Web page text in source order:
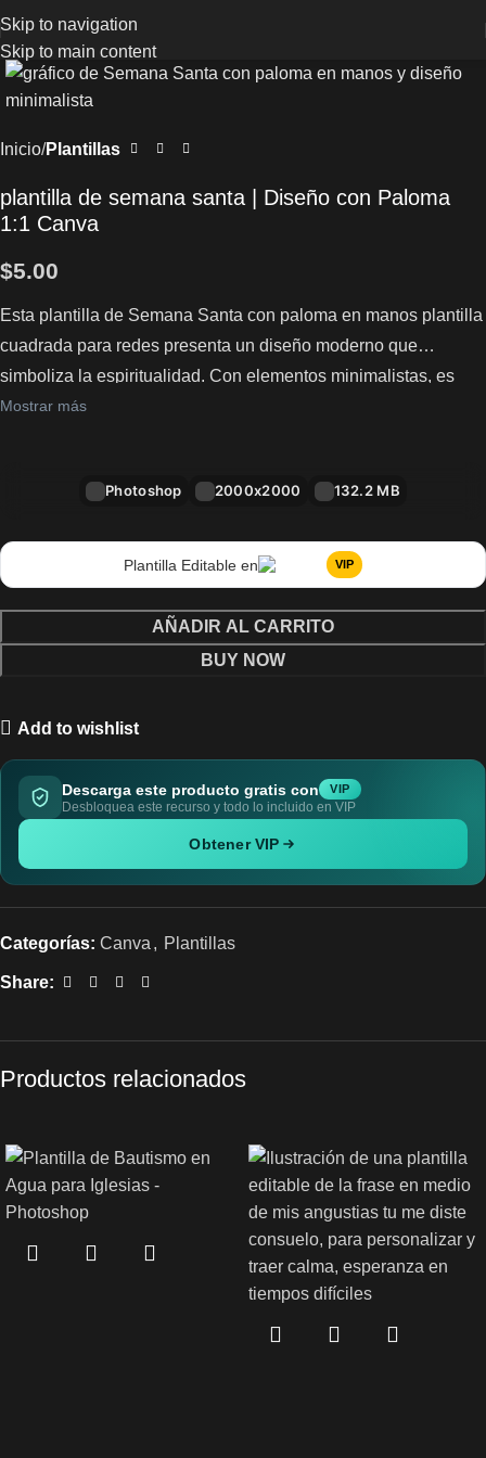
Skip to navigation
Skip to main content
Inicio Plantillas
plantilla de semana santa | Diseño con Paloma
1:1 Canva
$5.00
Esta plantilla de Semana Santa con paloma en manos plantilla
cuadrada para redes presenta un diseño moderno que
simboliza la espiritualidad. Con elementos minimalistas, es
ideal para promociones. Captura la esencia de la temporada
Mostrar más
Photoshop 2000x2000 132.2 MB
Plantilla Editable en VIP
AÑADIR AL CARRITO
BUY NOW
Add to wishlist
Descarga este producto gratis con VIP
Desbloquea este recurso y todo lo incluido en VIP
Obtener VIP
Categorías: Canva , Plantillas
Share:
Productos relacionados